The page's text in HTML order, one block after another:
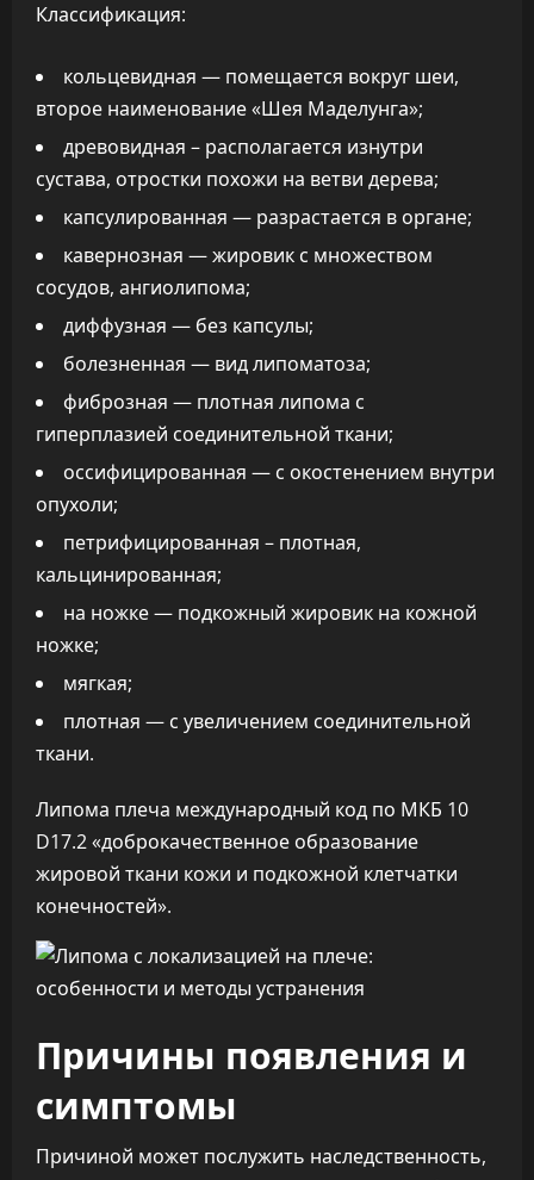
Классификация:
кольцевидная — помещается вокруг шеи,
второе наименование «Шея Маделунга»;
древовидная – располагается изнутри
сустава, отростки похожи на ветви дерева;
капсулированная — разрастается в органе;
кавернозная — жировик с множеством
сосудов, ангиолипома;
диффузная — без капсулы;
болезненная — вид липоматоза;
фиброзная — плотная липома с
гиперплазией соединительной ткани;
оссифицированная — с окостенением внутри
опухоли;
петрифицированная – плотная,
кальцинированная;
на ножке — подкожный жировик на кожной
ножке;
мягкая;
плотная — с увеличением соединительной
ткани.
Липома плеча международный код по МКБ 10
D17.2 «доброкачественное образование
жировой ткани кожи и подкожной клетчатки
конечностей».
Причины появления и
симптомы
Причиной может послужить наследственность,